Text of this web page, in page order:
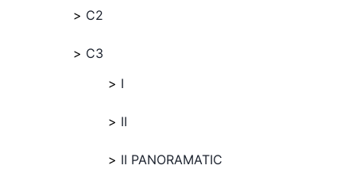
C2
C3
I
II
II PANORAMATIC